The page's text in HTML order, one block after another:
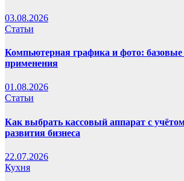
03.08.2026
Статьи
Компьютерная графика и фото:
применения
01.08.2026
Статьи
Как выбрать кассовый аппарат с
развития бизнеса
22.07.2026
Кухня